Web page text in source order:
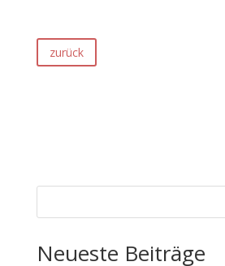
zurück
Neueste Beiträge